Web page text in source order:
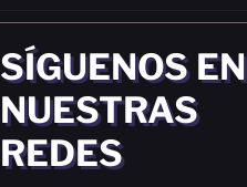
SÍGUENOS EN
NUESTRAS
REDES